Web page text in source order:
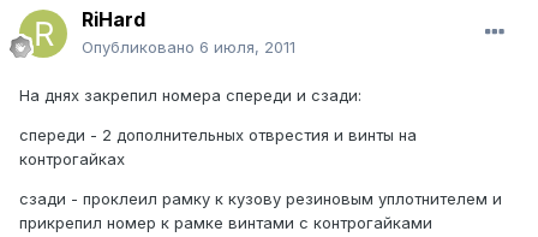
RiHard
Опубликовано 6 июля, 2011
На днях закрепил номера спереди и сзади:
спереди - 2 дополнительных отврестия и винты на
контрогайках
сзади - проклеил рамку к кузову резиновым уплотнителем и
прикрепил номер к рамке винтами с контрогайками